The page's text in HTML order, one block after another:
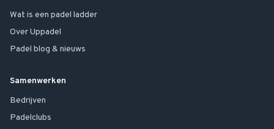
Wat is een padel ladder
Over Uppadel
Padel blog & nieuws
Samenwerken
Bedrijven
Padelclubs